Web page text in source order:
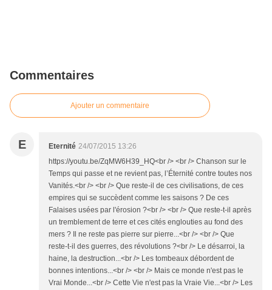
Commentaires
Ajouter un commentaire
E Eternité 24/07/2015 13:26
https://youtu.be/ZqMW6H39_HQ<br /> <br /> Chanson sur le
Temps qui passe et ne revient pas, l’Éternité contre toutes nos
Vanités.<br /> <br /> Que reste-il de ces civilisations, de ces
empires qui se succèdent comme les saisons ? De ces
Falaises usées par l'érosion ?<br /> <br /> Que reste-t-il après
un tremblement de terre et ces cités englouties au fond des
mers ? Il ne reste pas pierre sur pierre...<br /> <br /> Que
reste-t-il des guerres, des révolutions ?<br /> Le désarroi, la
haine, la destruction...<br /> Les tombeaux débordent de
bonnes intentions...<br /> <br /> Mais ce monde n'est pas le
Vrai Monde...<br /> Cette Vie n'est pas la Vraie Vie...<br /> Les